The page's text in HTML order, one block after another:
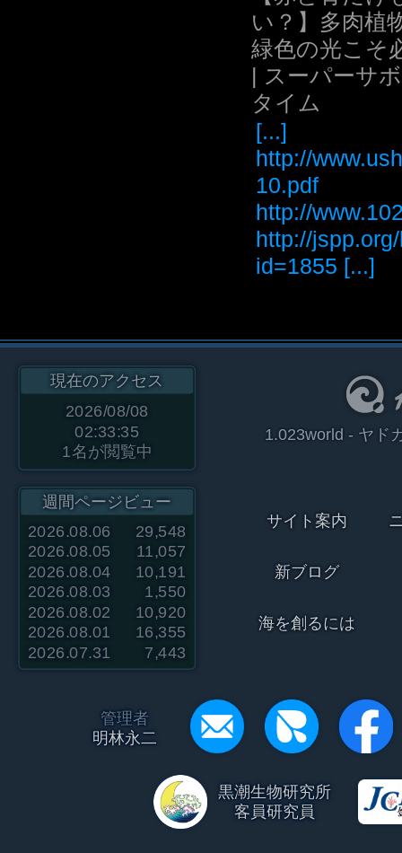
い？】多肉植
緑色の光こそ
| スーパーサ
タイム
[...]
http://
10.pdf
http://
http://
id=1855 [...]
現在のアクセス
2026/08/08
02:33:35
1名が閲覧中
週間ページビュー
2026.08.06
29,548
2026.08.05
11,057
2026.08.04
10,191
2026.08.03
1,550
2026.08.02
10,920
2026.08.01
16,355
2026.07.31
7,443
1.023world - ヤド
サイト案内
新ブログ
海を創るには
管理者
明林永二
黒潮生物研究所
客員研究員